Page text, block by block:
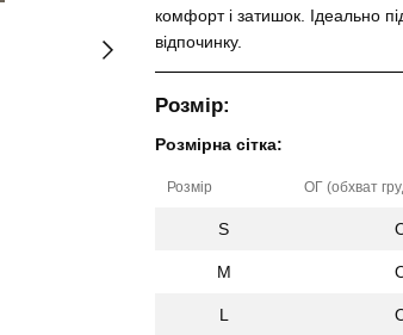
комфорт і затишок. Ідеально
відпочинку.
Розмір:
Розмірна сітка:
Розмір ОГ (обхват
S
M
L